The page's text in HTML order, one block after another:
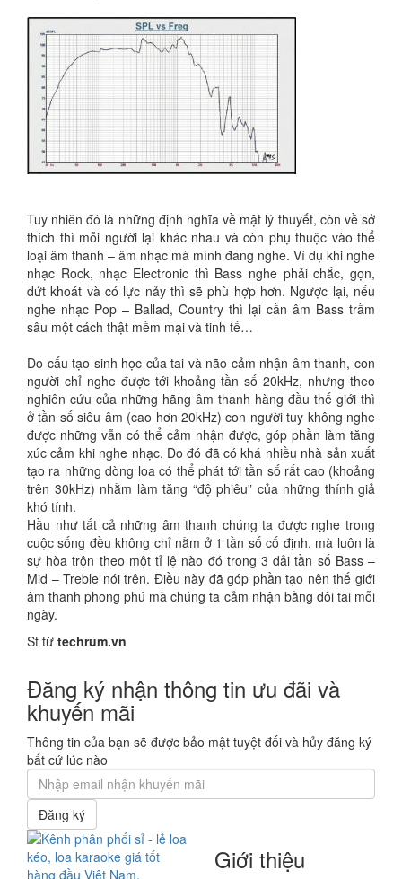
Tuy nhiên đó là những định nghĩa về mặt lý thuyết, còn về sở
thích thì mỗi người lại khác nhau và còn phụ thuộc vào thể
loại âm thanh – âm nhạc mà mình đang nghe. Ví dụ khi nghe
nhạc Rock, nhạc Electronic thì Bass nghe phải chắc, gọn,
dứt khoát và có lực nảy thì sẽ phù hợp hơn. Ngược lại, nếu
nghe nhạc Pop – Ballad, Country thì lại cần âm Bass trầm
sâu một cách thật mềm mại và tinh tế…
Do cấu tạo sinh học của tai và não cảm nhận âm thanh, con
người chỉ nghe được tới khoảng tần số 20kHz, nhưng theo
nghiên cứu của những hãng âm thanh hàng đầu thế giới thì
ở tần số siêu âm (cao hơn 20kHz) con người tuy không nghe
được những vẫn có thể cảm nhận được, góp phần làm tăng
xúc cảm khi nghe nhạc. Do đó đã có khá nhiều nhà sản xuất
tạo ra những dòng loa có thể phát tới tần số rất cao (khoảng
trên 30kHz) nhằm làm tăng “độ phiêu” của những thính giả
khó tính.
Hầu như tất cả những âm thanh chúng ta được nghe trong
cuộc sống đều không chỉ nằm ở 1 tần số cố định, mà luôn là
sự hòa trộn theo một tỉ lệ nào đó trong 3 dải tần số Bass –
Mid – Treble nói trên. Điều này đã góp phần tạo nên thế giới
âm thanh phong phú mà chúng ta cảm nhận bằng đôi tai mỗi
ngày.
St từ techrum.vn
Đăng ký nhận thông tin ưu đãi và
khuyến mãi
Thông tin của bạn sẽ được bảo mật tuyệt đối và hủy đăng ký
bất cứ lúc nào
Đăng ký
Giới thiệu